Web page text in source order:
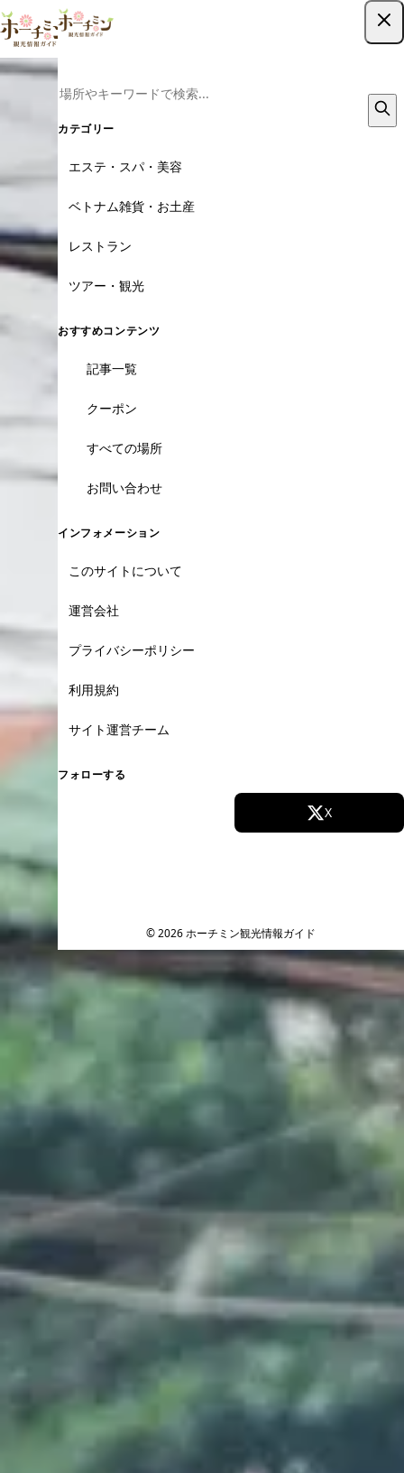
カテゴリー
エステ・スパ・美容
ベトナム雑貨・お土産
レストラン
ツアー・観光
おすすめコンテンツ
記事一覧
クーポン
すべての場所
お問い合わせ
インフォメーション
このサイトについて
運営会社
プライバシーポリシー
利用規約
サイト運営チーム
フォローする
X
© 2026 ホーチミン観光情報ガイド